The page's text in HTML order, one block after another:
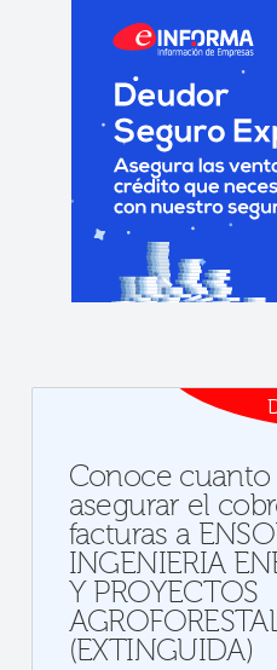
Conoce cuanto
asegurar el
facturas a
INGENIERIA
Y PROYECTOS
(EXTINGUIDA)